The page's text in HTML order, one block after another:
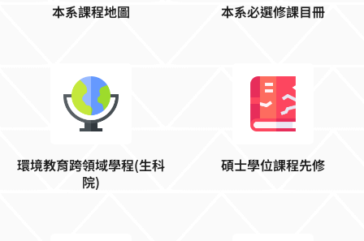
本系課程地圖 本系必選修課目冊
環境教育跨領域學程(生科
院)
碩士學位課程先修